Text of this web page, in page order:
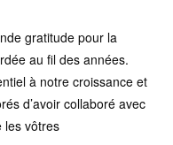
gratitude pour la
au fil des années.
à notre croissance et
d’avoir collaboré avec
les vôtres